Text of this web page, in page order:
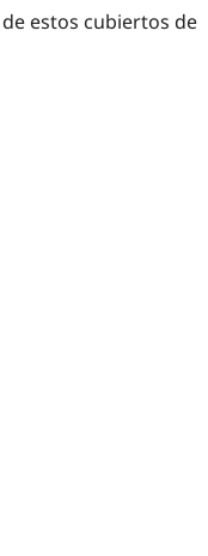
estos cubiertos de